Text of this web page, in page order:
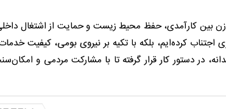
بین کارآمدی، حفظ محیط زیست و حمایت از اشتغال
کرده‌ایم، بلکه با تکیه بر نیروی بومی، کیفیت خدمات
در دستور کار قرار گرفته تا با مشارکت مردمی و